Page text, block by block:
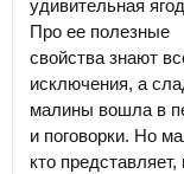
удивительная
Про ее полезные
свойства знают
исключения, а
малины вошла в
и поговорки. Но
кто